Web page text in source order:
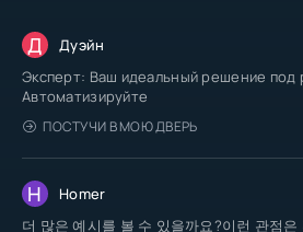
Д Дуэйн
Эксперт: Ваш идеальный решение под
Автоматизируйте
ПОСТУЧИ В МОЮ ДВЕРЬ
H Homer
더 많은 예시를 볼 수 있을까요?이런 관점